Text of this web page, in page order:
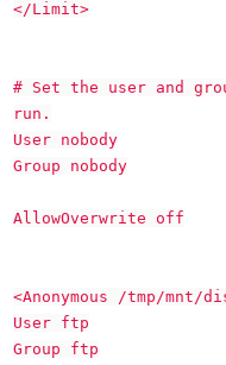
</Limit>
# Set the user and
run.
User nobody
Group nobody
AllowOverwrite off
<Anonymous /tmp/mnt/
User ftp
Group ftp